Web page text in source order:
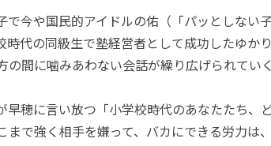
今や国民的アイドルの佑（「パッとしない
時代の同級生で塾経営者として成功したゆか
間に噛みあわない会話が繰り広げられていく
穂に言い放つ「小学校時代のあなたたち、
で強く相手を嫌って、バカにできる労力は